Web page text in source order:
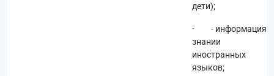
дети);
· - информация о
знании
иностранных
языков;